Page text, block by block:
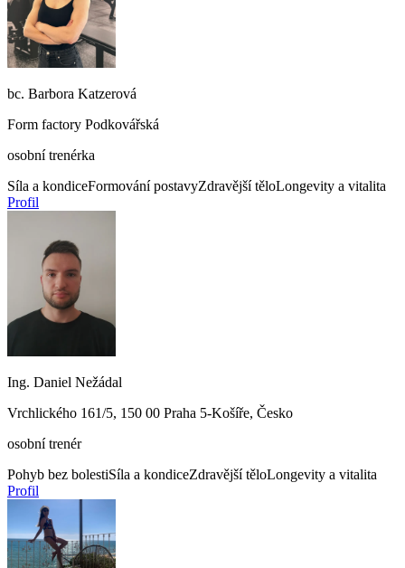
bc. Barbora Katzerová
Form factory Podkovářská
osobní trenérka
Síla a kondiceFormování postavyZdravější těloLongevity a vitalita
Profil
Ing. Daniel Nežádal
Vrchlického 161/5, 150 00 Praha 5-Košíře, Česko
osobní trenér
Pohyb bez bolestiSíla a kondiceZdravější těloLongevity a vitalita
Profil